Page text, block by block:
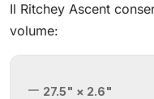
Il Ritchey Ascent
volume:
27.5" × 2.6"